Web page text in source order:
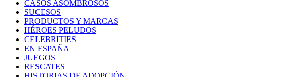
CASOS ASOMBROSOS
SUCESOS
PRODUCTOS Y MARCAS
HÉROES PELUDOS
CELEBRITIES
EN ESPAÑA
JUEGOS
RESCATES